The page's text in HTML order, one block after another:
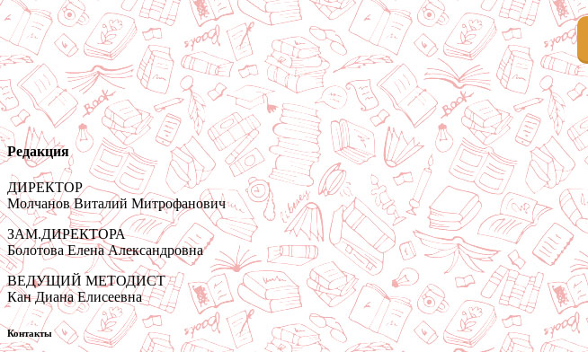
Редакция
ДИРЕКТОР
Молчанов Виталий Митрофанович
ЗАМ.ДИРЕКТОРА
Болотова Елена Александровна
ВЕДУЩИЙ МЕТОДИСТ
Кан Диана Елисеевна
Контакты